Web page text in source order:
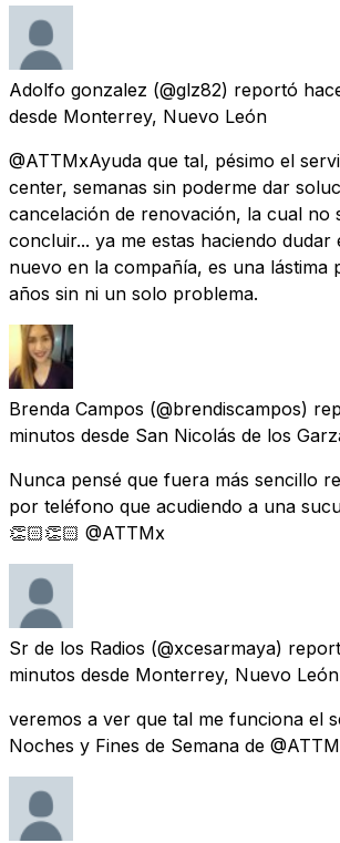
Adolfo gonzalez (@glz82) reportó
desde Monterrey, Nuevo León
@ATTMxAyuda que tal, pésimo el
center, semanas sin poderme dar
cancelación de renovación, la cual no
concluir... ya me estas haciendo
nuevo en la compañía, es una lástima
años sin ni un solo problema.
Brenda Campos (@brendiscampos)
minutos desde San Nicolás de los
Nunca pensé que fuera más sencillo
por teléfono que acudiendo a una
👏🏻👏🏻 @ATTMx
Sr de los Radios (@xcesarmaya)
minutos desde Monterrey, Nuevo León
veremos a ver que tal me funciona el
Noches y Fines de Semana de